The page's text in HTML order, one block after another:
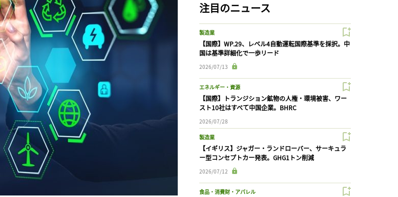
注目のニュース
製造業
【国際】WP.29、レベル4自動運転国際基準を採択。中
国は基準詳細化で一歩リード
2026/07/13
エネルギー・資源
【国際】トランジション鉱物の人権・環境被害、ワー
スト10社はすべて中国企業。BHRC
2026/07/28
製造業
【イギリス】ジャガー・ランドローバー、サーキュラ
ー型コンセプトカー発表。GHG1トン削減
2026/07/12
食品・消費財・アパレル